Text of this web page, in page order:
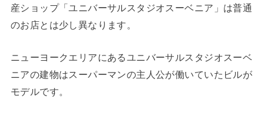
産ショップ「ユニバーサルスタジオスーベニア」は普通
のお店とは少し異なります。
ニューヨークエリアにあるユニバーサルスタジオスーベ
ニアの建物はスーパーマンの主人公が働いていたビルが
モデルです。